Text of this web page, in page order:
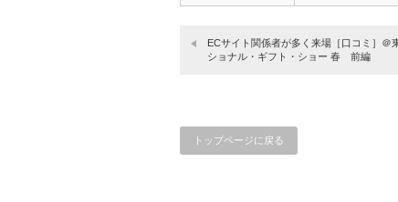
会 …
コ…
ECサイト関係者が多く来場［口コミ］＠
ショナル・ギフト・ショー 春 前編
トップページに戻る